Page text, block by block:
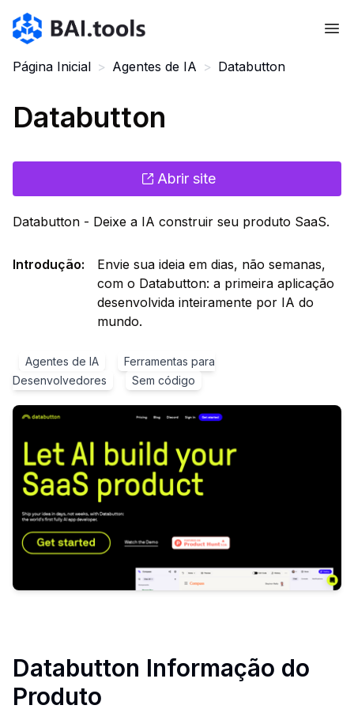
Bai.tools
Página Inicial > Agentes de IA > Databutton
Databutton
Abrir site
Databutton - Deixe a IA construir seu produto SaaS.
Introdução:
Envie sua ideia em dias, não semanas,
com o Databutton: a primeira aplicação
desenvolvida inteiramente por IA do
mundo.
Agentes de IA
Ferramentas para
Desenvolvedores
Sem código
Databutton Informação do
Produto